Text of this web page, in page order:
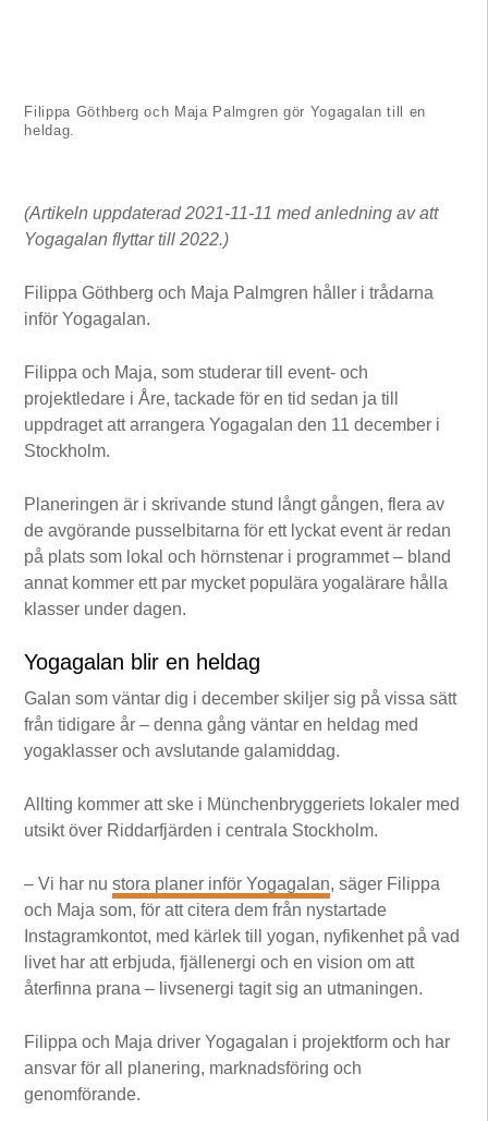
Filippa Göthberg och Maja Palmgren gör Yogagalan till en
heldag.
(Artikeln uppdaterad 2021-11-11 med anledning av att
Yogagalan flyttar till 2022.)
Filippa Göthberg och Maja Palmgren håller i trådarna
inför Yogagalan.
Filippa och Maja, som studerar till event- och
projektledare i Åre, tackade för en tid sedan ja till
uppdraget att arrangera Yogagalan den 11 december i
Stockholm.
Planeringen är i skrivande stund långt gången, flera av
de avgörande pusselbitarna för ett lyckat event är redan
på plats som lokal och hörnstenar i programmet – bland
annat kommer ett par mycket populära yogalärare hålla
klasser under dagen.
Yogagalan blir en heldag
Galan som väntar dig i december skiljer sig på vissa sätt
från tidigare år – denna gång väntar en heldag med
yogaklasser och avslutande galamiddag.
Allting kommer att ske i Münchenbryggeriets lokaler med
utsikt över Riddarfjärden i centrala Stockholm.
– Vi har nustora planer inför Yogagalan, säger Filippa
och Maja som, för att citera dem från nystartade
Instagramkontot, med kärlek till yogan, nyfikenhet på vad
livet har att erbjuda, fjällenergi och en vision om att
återfinna prana – livsenergi tagit sig an utmaningen.
Filippa och Maja driver Yogagalan i projektform och har
ansvar för all planering, marknadsföring och
genomförande.